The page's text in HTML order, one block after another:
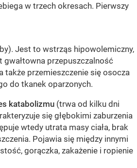
w trzech okresach. Pierwszy
Jest to wstrząs hipowolemiczny,
gwałtowna przepuszczalność
także przemieszczenie się osocza
do tkanek oparzonych.
katabolizmu (trwa od kilku dni
się głębokimi zaburzenia
wtedy utrata masy ciała, brak
Pojawia się między innymi
gorączka, zakażenie i ropienie